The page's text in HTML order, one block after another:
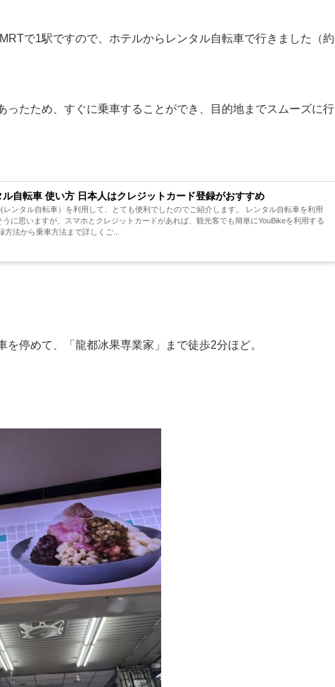
で1駅ですので、ホテルからレンタル自転車で行きました（約
ったため、すぐに乗車することができ、目的地までスムーズに行
自転車 使い方 日本人はクレジットカード登録がおすすめ
レンタル自転車）を利用して、とても便利でしたのでご紹介します。 レンタル自転車を利用
に思いますが、スマホとクレジットカードがあれば、観光客でも簡単にYouBikeを利用する
法から乗車方法まで詳しくご...
停めて、「龍都冰果専業家」まで徒歩2分ほど。